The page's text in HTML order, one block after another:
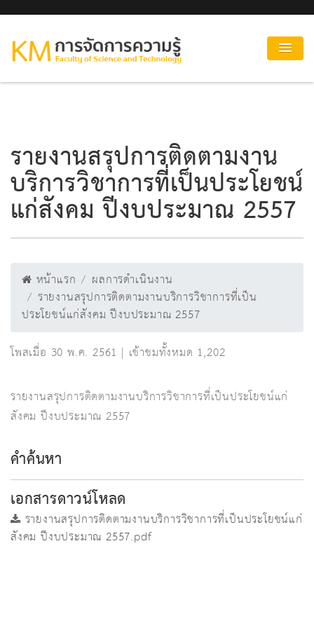
รายงานสรุปการติดตามงาน
บริการวิชาการที่เป็นประโยชน์
แก่สังคม ปีงบประมาณ 2557
หน้าแรก
ผลการดำเนินงาน
รายงานสรุปการติดตามงานบริการวิชาการที่เป็น
ประโยชน์แก่สังคม ปีงบประมาณ 2557
โพสเมื่อ 30 พ.ค. 2561 | เข้าชมทั้งหมด 1,202
รายงานสรุปการติดตามงานบริการวิชาการที่เป็นประโยชน์แก่
สังคม ปีงบประมาณ 2557
คำค้นหา
เอกสารดาวน์โหลด
รายงานสรุปการติดตามงานบริการวิชาการที่เป็นประโยชน์แก่
สังคม ปีงบประมาณ 2557.pdf